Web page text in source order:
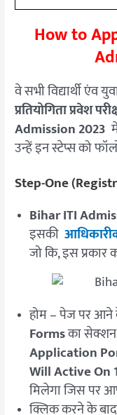
How to
वे सभी विद्यार्थी एंव
प्रतियोगिता प्रवेश
Admission 2023
उन्हें इन स्टेप्स को
Step-One
Bihar ITI
इसकी
जो कि, इस प्रकार
होम – पेज पर
Formsका
Application
Will Active
मिलेगा जिस पर
क्लिक करने के